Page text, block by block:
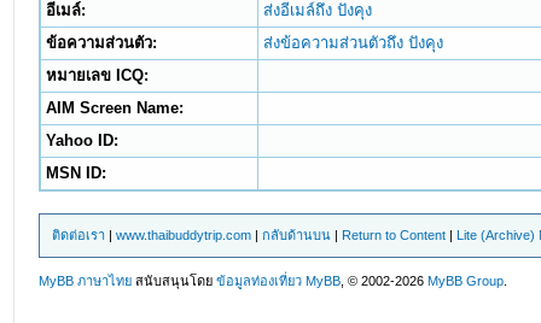
อีเมล์:
ส่งอีเมล์ถึง ปังคุง
ข้อความส่วนตัว:
ส่งข้อความส่วนตัวถึง ปังคุง
หมายเลข ICQ:
AIM Screen Name:
Yahoo ID:
MSN ID:
ติดต่อเรา |www.thaibuddytrip.com |กลับด้านบน | Return to Content | Lite (Archive)
MyBB ภาษาไทย สนับสนุนโดยข้อมูลท่องเที่ยว MyBB , © 2002-2026MyBB Group